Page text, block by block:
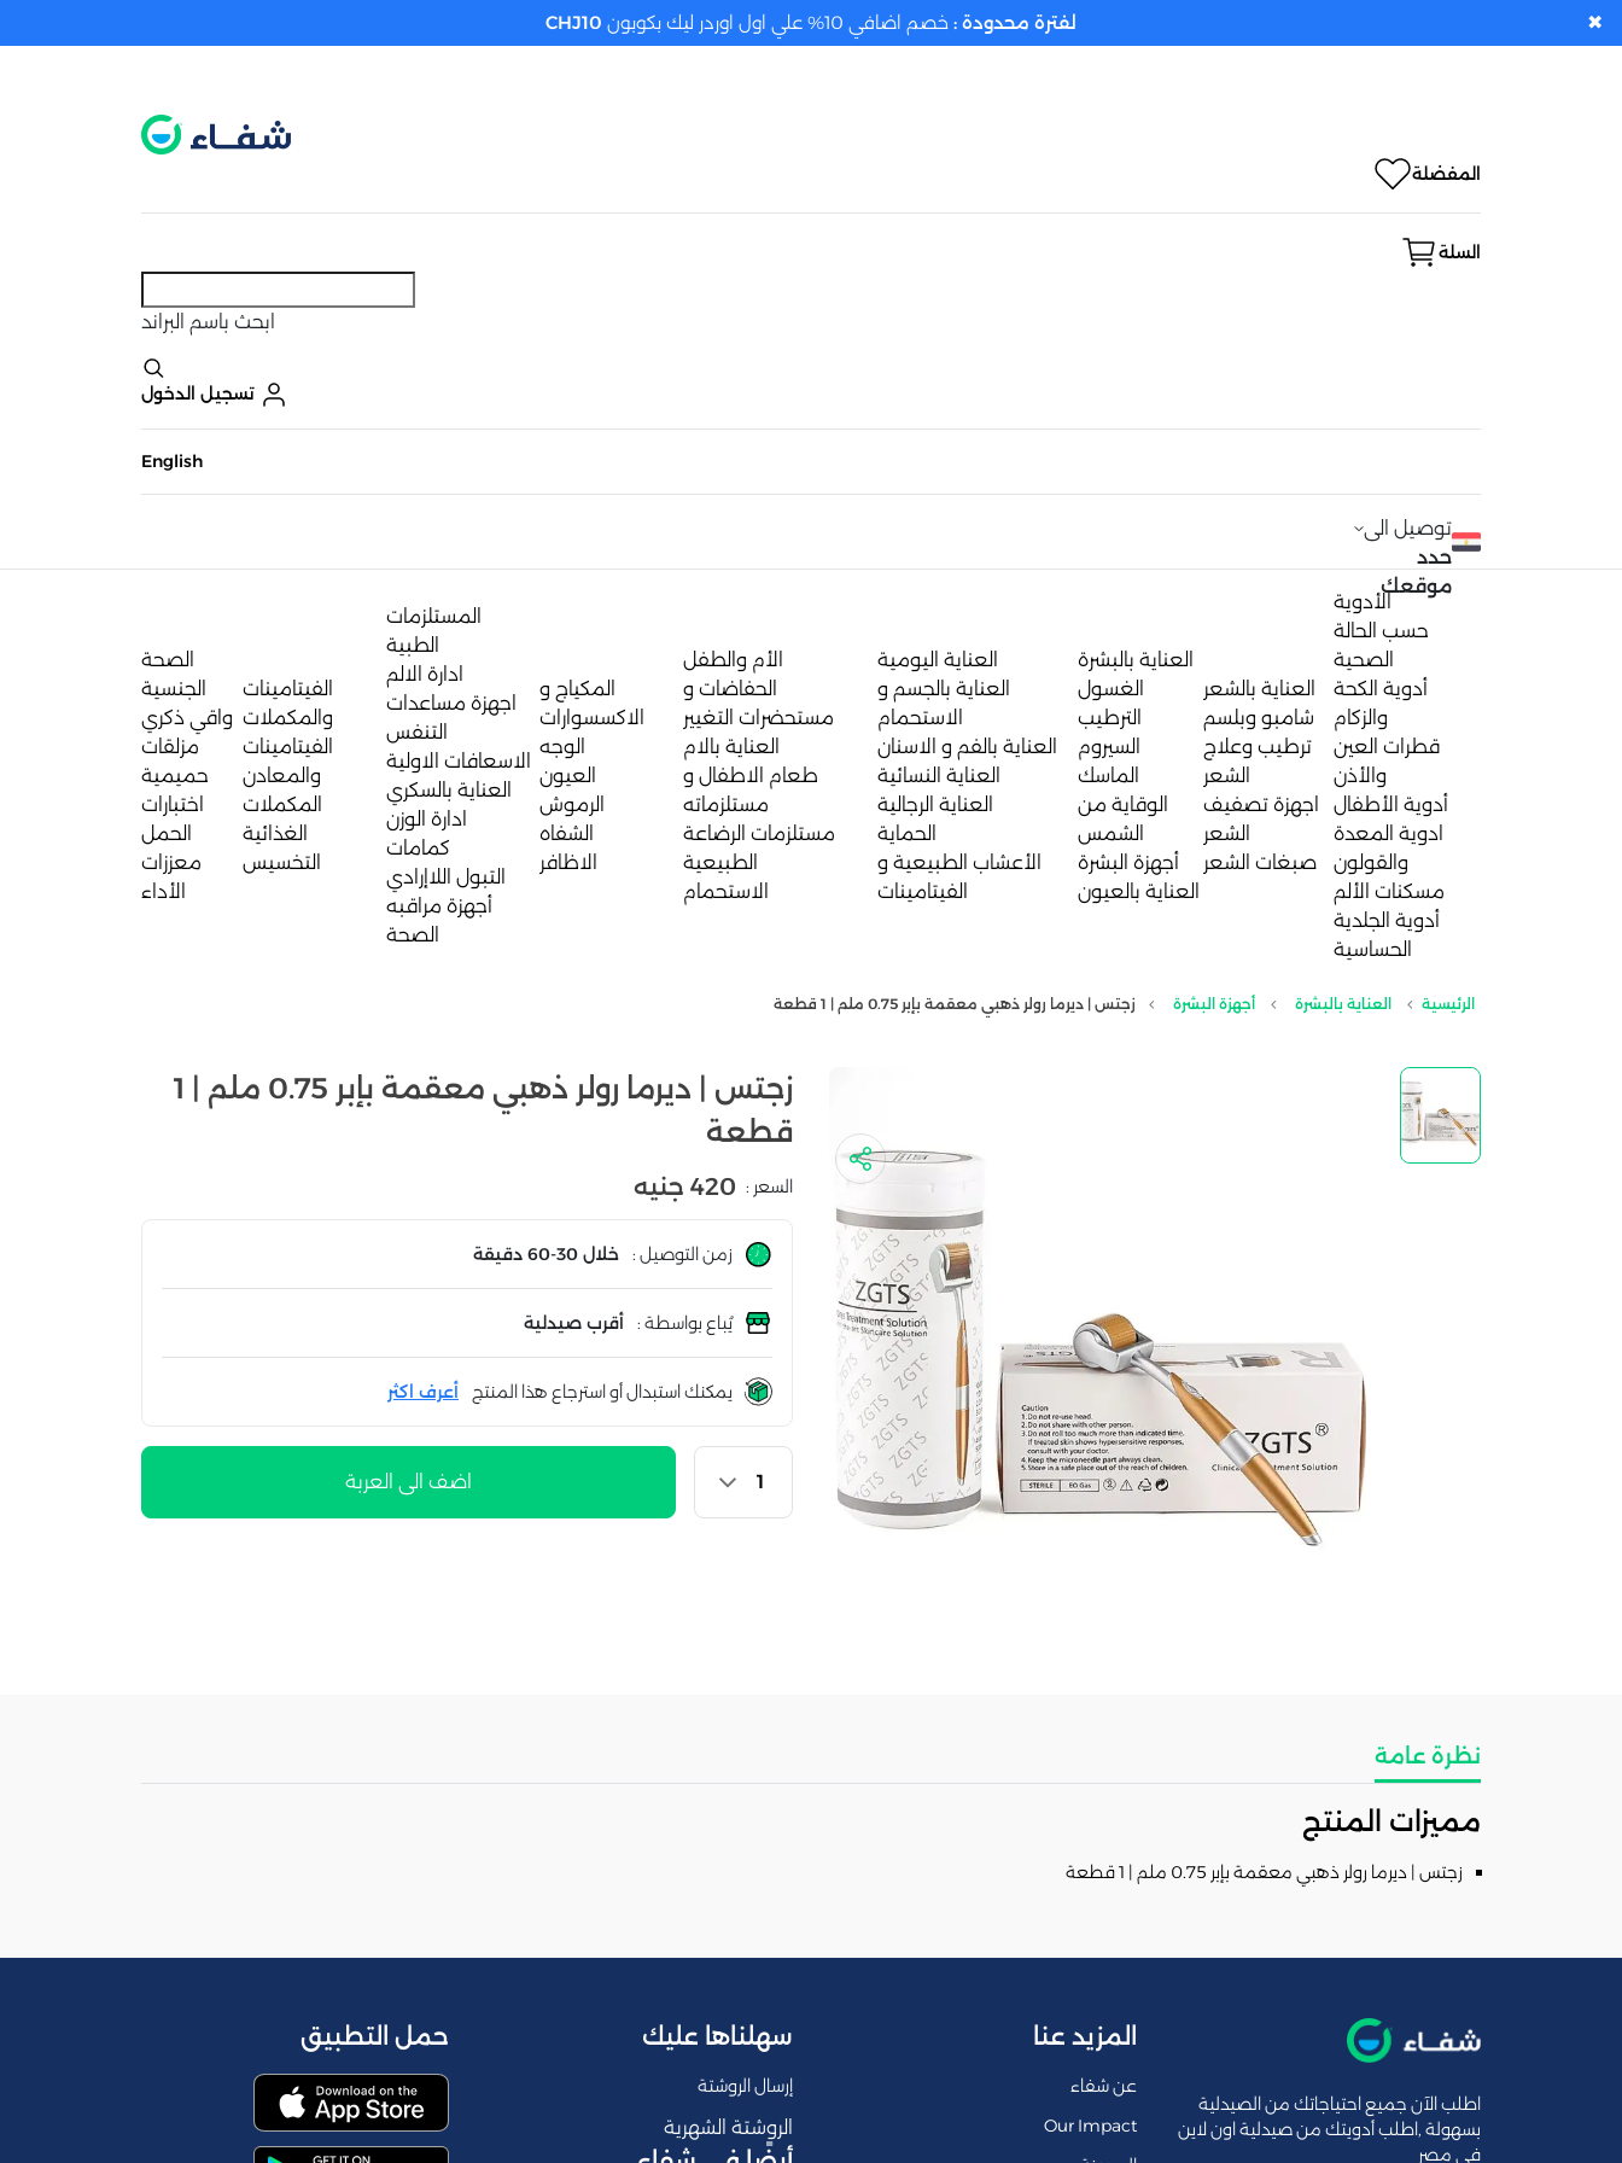
المفضلة
السلة
ابحث باسم البراند
تسجيل الدخول
English
توصيل الى
حدد
موقعك
الأدوية
حسب الحالة
الصحية
أدوية الكحة
والزكام
قطرات العين
والأذن
أدوية الأطفال
ادوية المعدة
والقولون
مسكنات الألم
أدوية الجلدية
الحساسية
العناية بالشعر
شامبو وبلسم
ترطيب وعلاج
الشعر
اجهزة تصفيف
الشعر
صبغات الشعر
العناية بالبشرة
الغسول
الترطيب
السيروم
الماسك
الوقاية من
الشمس
أجهزة البشرة
العناية بالعيون
العناية اليومية
العناية بالجسم و
الاستحمام
العناية بالفم و الاسنان
العناية النسائية
العناية الرجالية
الحماية
الأعشاب الطبيعية و
الفيتامينات
الأم والطفل
الحفاضات و
مستحضرات التغيير
العناية بالام
طعام الاطفال و
مستلزماته
مستلزمات الرضاعة
الطبيعية
الاستحمام
المكياج و
الاكسسوارات
الوجه
العيون
الرموش
الشفاه
الاظافر
المستلزمات
الطبية
ادارة الالم
اجهزة مساعدات
التنفس
الاسعافات الاولية
العناية بالسكري
ادارة الوزن
كمامات
التبول اللاإرادي
أجهزة مراقبه
الصحة
الفيتامينات
والمكملات
الفيتامينات
والمعادن
المكملات
الغذائية
التخسيس
الصحة
الجنسية
واقي ذكري
مزلقات
حميمية
اختبارات
الحمل
معززات
الأداء
الرئيسية العناية بالبشرة أجهزة البشرة زجتس | ديرما رولر ذهبي معقمة بإبر 0.75 ملم | 1 قطعة
زجتس | ديرما رولر ذهبي معقمة بإبر 0.75 ملم | 1
قطعة
السعر : 420 جنيه
زمن التوصيل : خلال 30-60 دقيقة
يُباع بواسطة : أقرب صيدلية
يمكنك استبدال أو استرجاع هذا المنتج أعرف اكثر
اضف الى العربة
نظرة عامة
مميزات المنتج
زجتس | ديرما رولر ذهبي معقمة بإبر 0.75 ملم | 1 قطعة
اطلب الآن جميع احتياجاتك من الصيدلية
بسهولة ,اطلب أدويتك من صيدلية اون لاين
فى مصر
المزيد عنا
عن شفاء
Our Impact
سهلناها عليك
إرسال الروشتة
الروشتة الشهرية
حمل التطبيق
لفترة محدودة : خصم اضافي 10% علي اول اوردر ليك بكوبون CHJ10 ✖